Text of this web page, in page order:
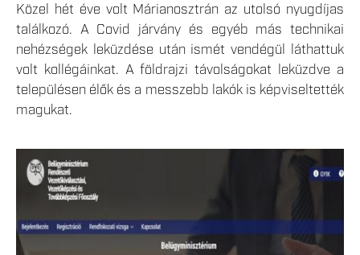
Közel hét éve volt Márianosztrán az utolsó nyugdíjas
találkozó. A Covid járvány és egyéb más technikai
nehézségek leküzdése után ismét vendégül láthattuk
volt kollégáinkat. A földrajzi távolságokat leküzdve a
településen élők és a messzebb lakók is képviseltették
magukat.